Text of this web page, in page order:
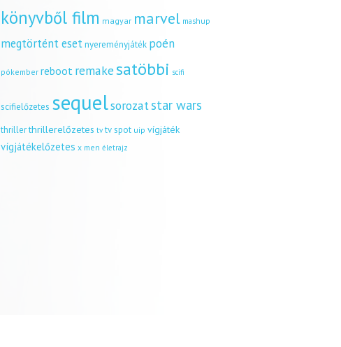
könyvből film magyar marvel mashup
megtörtént esetnyereményjáték poén
pókember reboot remakesatöbbi scifi
scifielőzetes sequelsorozatstar wars
thrillerthrillerelőzetes tv tv spot uip vígjáték
vígjátékelőzetes x men életrajz